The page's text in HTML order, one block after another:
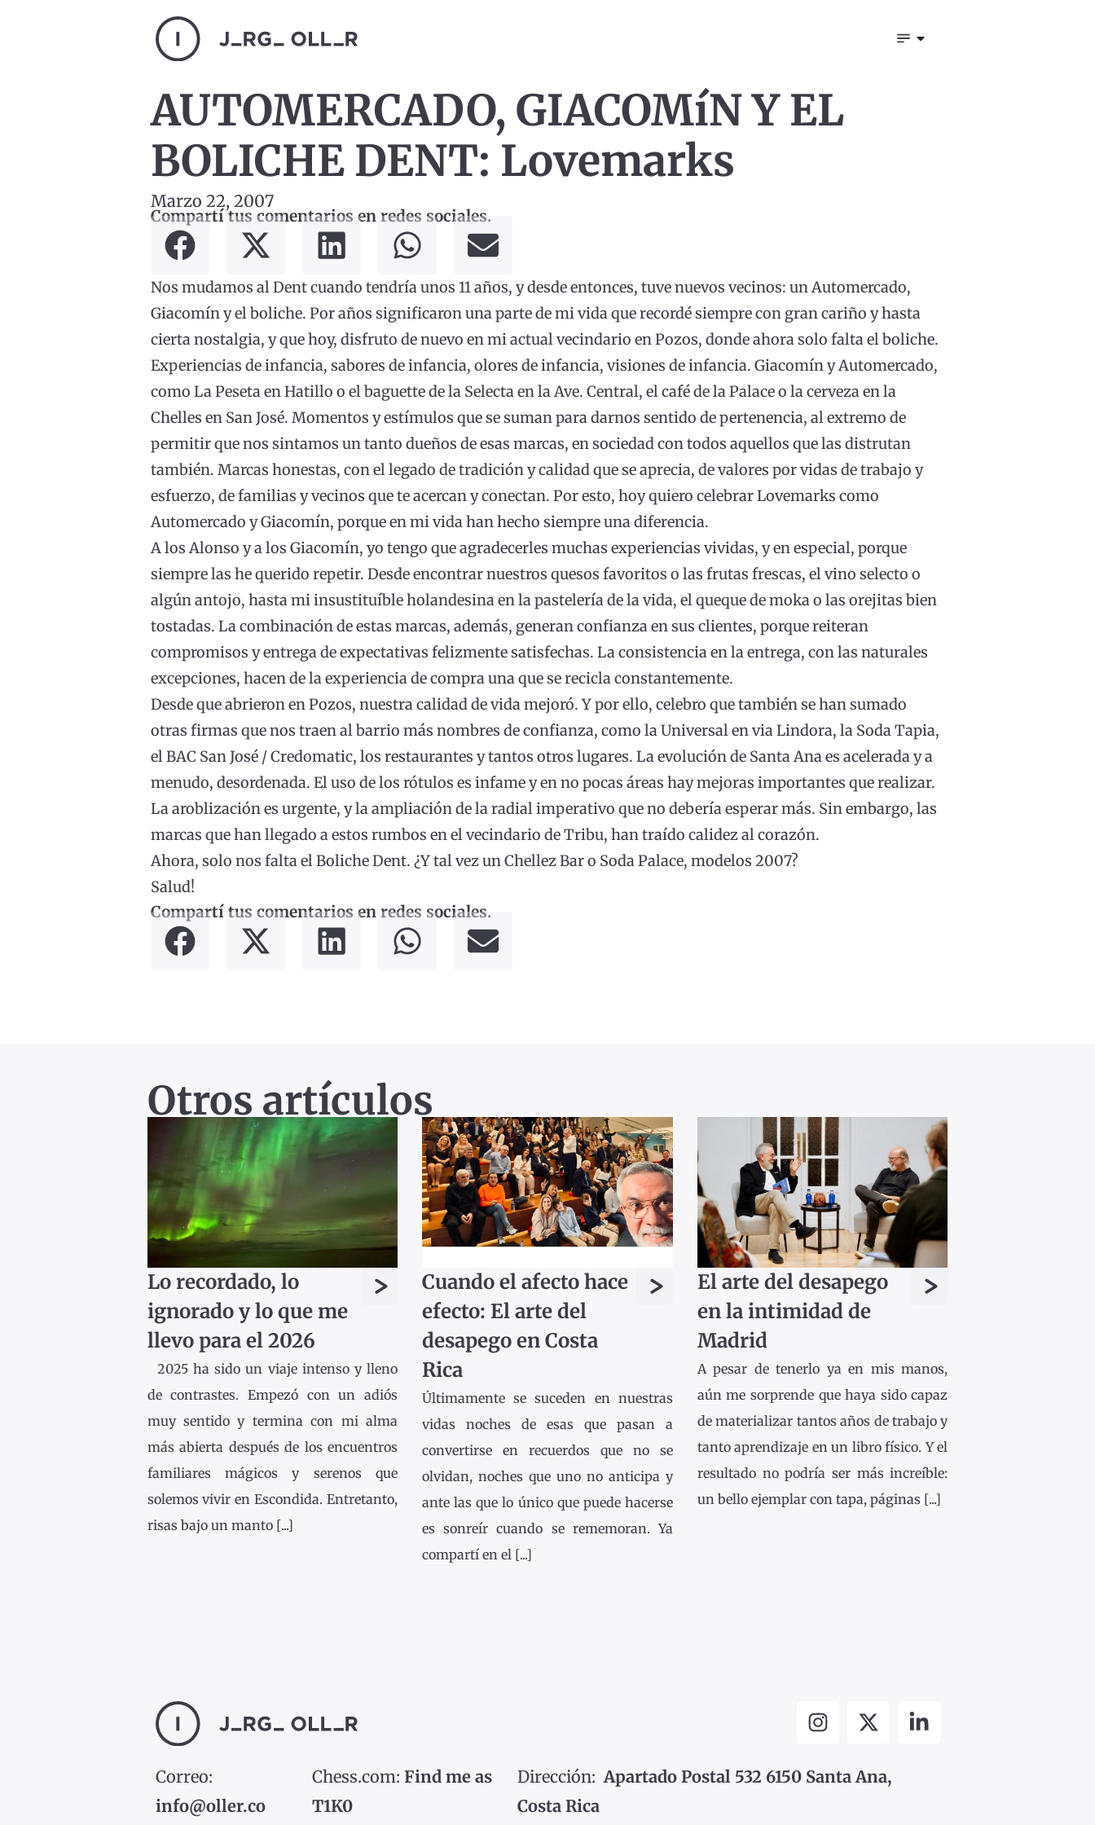
AUTOMERCADO, GIACOMíN Y EL
BOLICHE DENT: Lovemarks
Marzo 22, 2007
Compartí tus comentarios en redes sociales.
Nos mudamos al Dent cuando tendría unos 11 años, y desde entonces, tuve nuevos vecinos: un Automercado,
Giacomín y el boliche. Por años significaron una parte de mi vida que recordé siempre con gran cariño y hasta
cierta nostalgia, y que hoy, disfruto de nuevo en mi actual vecindario en Pozos, donde ahora solo falta el boliche.
Experiencias de infancia, sabores de infancia, olores de infancia, visiones de infancia. Giacomín y Automercado,
como La Peseta en Hatillo o el baguette de la Selecta en la Ave. Central, el café de la Palace o la cerveza en la
Chelles en San José. Momentos y estímulos que se suman para darnos sentido de pertenencia, al extremo de
permitir que nos sintamos un tanto dueños de esas marcas, en sociedad con todos aquellos que las distrutan
también. Marcas honestas, con el legado de tradición y calidad que se aprecia, de valores por vidas de trabajo y
esfuerzo, de familias y vecinos que te acercan y conectan. Por esto, hoy quiero celebrar Lovemarks como
Automercado y Giacomín, porque en mi vida han hecho siempre una diferencia.
A los Alonso y a los Giacomín, yo tengo que agradecerles muchas experiencias vividas, y en especial, porque
siempre las he querido repetir. Desde encontrar nuestros quesos favoritos o las frutas frescas, el vino selecto o
algún antojo, hasta mi insustituíble holandesina en la pastelería de la vida, el queque de moka o las orejitas bien
tostadas. La combinación de estas marcas, además, generan confianza en sus clientes, porque reiteran
compromisos y entrega de expectativas felizmente satisfechas. La consistencia en la entrega, con las naturales
excepciones, hacen de la experiencia de compra una que se recicla constantemente.
Desde que abrieron en Pozos, nuestra calidad de vida mejoró. Y por ello, celebro que también se han sumado
otras firmas que nos traen al barrio más nombres de confianza, como la Universal en via Lindora, la Soda Tapia,
el BAC San José / Credomatic, los restaurantes y tantos otros lugares. La evolución de Santa Ana es acelerada y a
menudo, desordenada. El uso de los rótulos es infame y en no pocas áreas hay mejoras importantes que realizar.
La aroblización es urgente, y la ampliación de la radial imperativo que no debería esperar más. Sin embargo, las
marcas que han llegado a estos rumbos en el vecindario de Tribu, han traído calidez al corazón.
Ahora, solo nos falta el Boliche Dent. ¿Y tal vez un Chellez Bar o Soda Palace, modelos 2007?
Salud!
Compartí tus comentarios en redes sociales.
Otros artículos
Lo recordado, lo
ignorado y lo que me
llevo para el 2026
>
2025 ha sido un viaje intenso y lleno
de contrastes. Empezó con un adiós
muy sentido y termina con mi alma
más abierta después de los encuentros
familiares mágicos y serenos que
solemos vivir en Escondida. Entretanto,
risas bajo un manto [...]
Cuando el afecto hace
efecto: El arte del
desapego en Costa
Rica
>
Últimamente se suceden en nuestras
vidas noches de esas que pasan a
convertirse en recuerdos que no se
olvidan, noches que uno no anticipa y
ante las que lo único que puede hacerse
es sonreír cuando se rememoran. Ya
compartí en el [...]
El arte del desapego
en la intimidad de
Madrid
>
A pesar de tenerlo ya en mis manos,
aún me sorprende que haya sido capaz
de materializar tantos años de trabajo y
tanto aprendizaje en un libro físico. Y el
resultado no podría ser más increíble:
un bello ejemplar con tapa, páginas [...]
Correo:
info@oller.co
Chess.com: Find me as
T1K0
Dirección:Apartado Postal 532 6150 Santa Ana,
Costa Rica